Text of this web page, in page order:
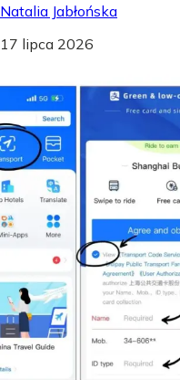
Natalia Jabłońska
17 lipca 2026